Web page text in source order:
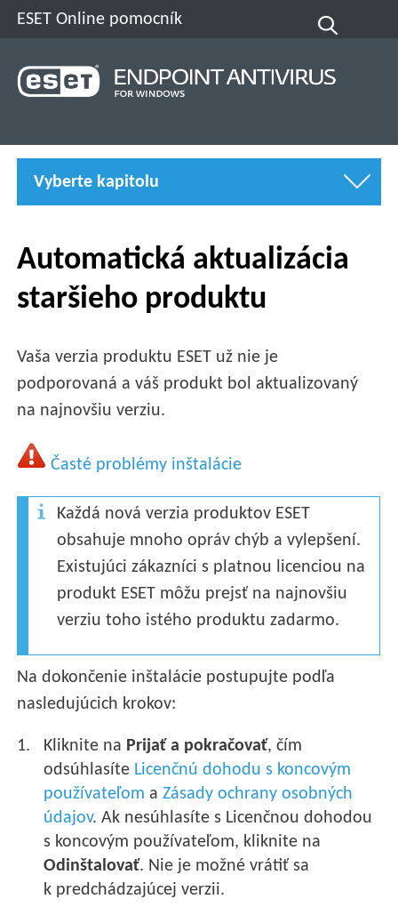
ESET Online pomocník
Vyberte kapitolu
Automatická aktualizácia
staršieho produktu
Vaša verzia produktu ESET už nie je
podporovaná a váš produkt bol aktualizovaný
na najnovšiu verziu.
Časté problémy inštalácie
Každá nová verzia produktov ESET
obsahuje mnoho opráv chýb a vylepšení.
Existujúci zákazníci s platnou licenciou na
produkt ESET môžu prejsť na najnovšiu
verziu toho istého produktu zadarmo.
Na dokončenie inštalácie postupujte podľa
nasledujúcich krokov:
Kliknite na Prijať a pokračovať, čím
odsúhlasíte Licenčnú dohodu s koncovým
používateľom aZásady ochrany osobných
údajov. Ak nesúhlasíte s Licenčnou dohodou
s koncovým používateľom, kliknite na
Odinštalovať. Nie je možné vrátiť sa
k predchádzajúcej verzii.